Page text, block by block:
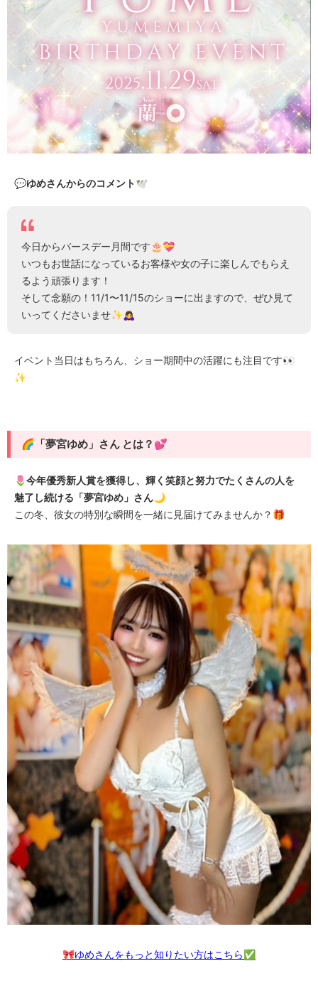
💬ゆめさんからのコメント🕊️
今日からバースデー月間です🎂💝
いつもお世話になっているお客様や女の子に楽しんでもらえ
るよう頑張ります！
そして念願の！11/1〜11/15のショーに出ますので、ぜひ見て
いってくださいませ✨️🙇‍♀️
イベント当日はもちろん、ショー期間中の活躍にも注目です👀
✨
🌈「夢宮ゆめ」さん とは？💕
🌷今年優秀新人賞を獲得し、輝く笑顔と努力でたくさんの人を
魅了し続ける「夢宮ゆめ」さん🌙
この冬、彼女の特別な瞬間を一緒に見届けてみませんか？🎁
🎀ゆめさんをもっと知りたい方はこちら✅